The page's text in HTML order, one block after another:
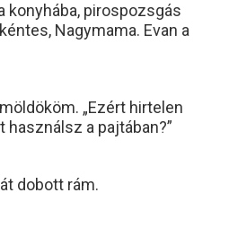
konyhába, pirospozsgás
Nagymama. Evan a
„Ezért hirtelen
a pajtában?”
dobott rám.